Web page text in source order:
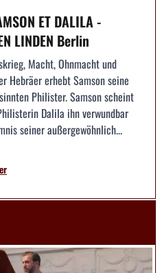
ET DALILA -
LINDEN Berlin
Macht, Ohnmacht und
Hebräer erhebt Samson seine
Philister. Samson scheint
Dalila ihn verwundbar
seiner außergewöhnlich...